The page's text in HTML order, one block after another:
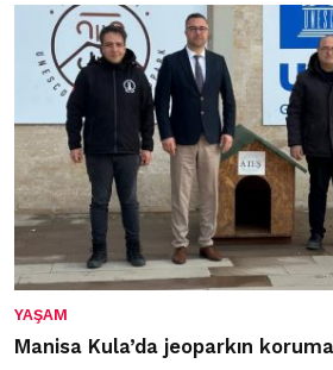
YAŞAM
Manisa Kula’da jeoparkın